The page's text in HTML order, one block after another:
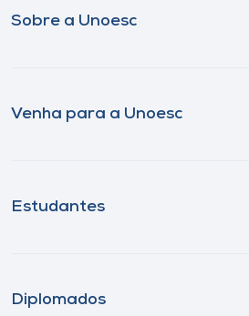
Sobre a Unoesc
Venha para a Unoesc
Estudantes
Diplomados